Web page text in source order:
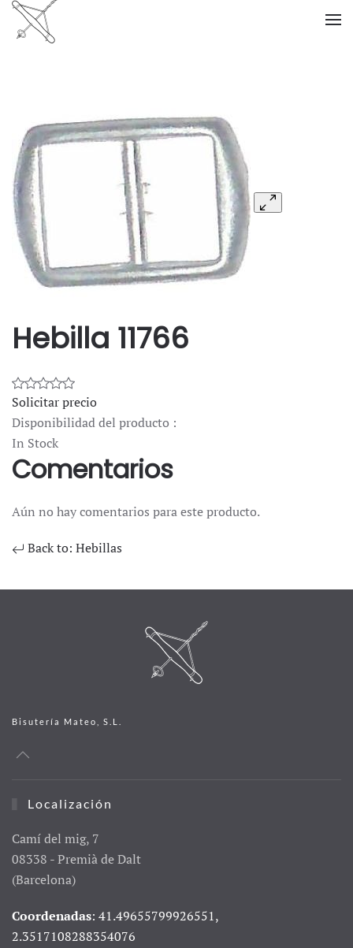
Hebilla 11766
Solicitar precio
Disponibilidad del producto :
In Stock
Comentarios
Aún no hay comentarios para este producto.
Back to: Hebillas
Bisutería Mateo, S.L.
Localización
Camí del mig, 7
08338 - Premià de Dalt
(Barcelona)
Coordenadas: 41.49655799926551,
2.3517108288354076